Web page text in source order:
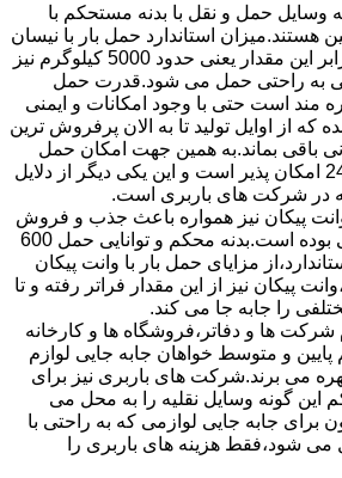
وسایل حمل و نقل با بدنه مستحکم با
استاندارد حمل بار با نیسان
2800 کیلو است اما دوبرابر این مقدار یعنی حدود 5000 کیلوگرم نیز
به راحتی حمل می شود.قدرت حمل
مند است حتی با وجود امکانات و ایمنی
که از اوایل تولید تا به الان پرفروش ترین
باقی بماند.به همین جهت امکان حمل
بارهای سنگین با زامیاد 24 امکان پذیر است و این یکی دیگر از دلایل
در شرکت های باربری است.
پیکان نیز همواره باعث جذب و فروش
بالای این نوع وانت ایرانی بوده است.بدنه محکم و توانایی حمل 600
مزایای حمل بار با وانت پیکان
پیکان نیز از این مقدار فراتر رفته و تا
را جابه جا می کند.
شرکت ها و دفاتر،فروشگاه ها و کارخانه
و متوسط خواهان جابه جایی لوازم
می برند.شرکت های باربری نیز برای
این گونه وسایل نقلیه را به محل می
برای جابه جایی لوازمی که به راحتی با
می شود،فقط هزینه های باربری را